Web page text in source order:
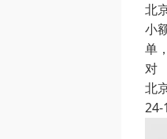
北
小
单
对
北
24-